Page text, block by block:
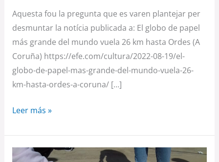
Aquesta fou la pregunta que es varen plantejar per
desmuntar la notícia publicada a: El globo de papel
más grande del mundo vuela 26 km hasta Ordes (A
Coruña) https://efe.com/cultura/2022-08-19/el-
globo-de-papel-mas-grande-del-mundo-vuela-26-
km-hasta-ordes-a-coruna/ […]
Leer más »
Pot